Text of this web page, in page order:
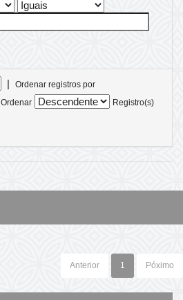
|
Ordenar registros por
Ordenar
Registro(s)
Anterior 1 Póximo